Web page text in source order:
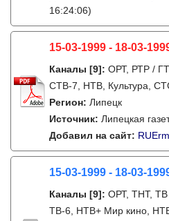
16:24:06)
15-03-1999 - 18-03-
Каналы [9]: ОРТ, РТР /
СТВ-7, НТВ, Культура,
Регион: Липецк
Источник: Липецкая
Добавил на сайт:
15-03-1999 - 18-03-
Каналы [9]: ОРТ, ТНТ, ТВ
ТВ-6, НТВ+ Мир кино,